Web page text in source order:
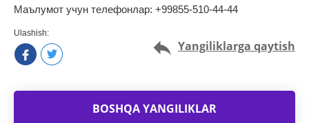
Маълумот учун телефонлар: +99855-510-44-44
Yangiliklarga qaytish
Ulashish:
BOSHQA YANGILIKLAR